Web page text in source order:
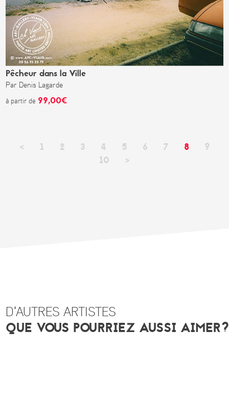
Pêcheur dans la Ville
Par Denis Lagarde
à partir de 99,00€
< 1 2 3 4 5 6 7 8
9
10
>
D'AUTRES ARTISTES
QUE VOUS POURRIEZ AUSSI AIMER?